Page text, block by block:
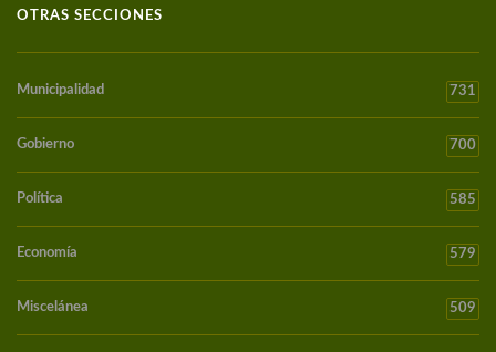
OTRAS SECCIONES
Municipalidad 731
Gobierno 700
Política 585
Economía 579
Miscelánea 509